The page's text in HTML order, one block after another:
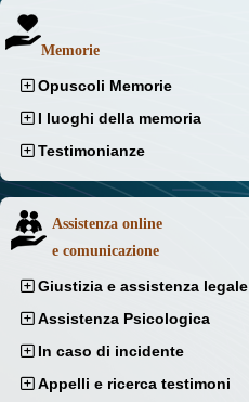
Memorie
Opuscoli Memorie
I luoghi della memoria
Testimonianze
Assistenza online
e comunicazione
Giustizia e assistenza legale
Assistenza Psicologica
In caso di incidente
Appelli e ricerca testimoni